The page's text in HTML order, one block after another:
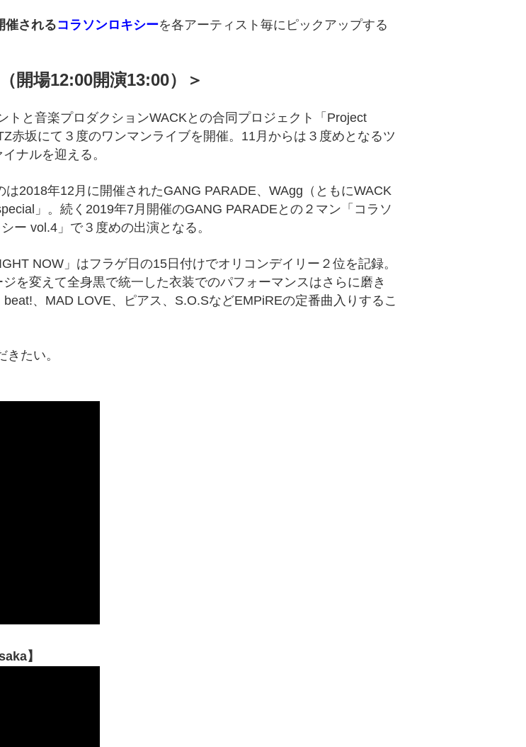
催されるコラソンロキシーを各アーティスト毎にピックアップする
開場12:00開演13:00）＞
と音楽プロダクションWACKとの合同プロジェクト「Project
赤坂にて３度のワンマンライブを開催。11月からは３度めとなるツ
ナルを迎える。
2018年12月に開催されたGANG PARADE、WAgg（ともにWACK
」。続く2019年7月開催のGANG PARADEとの２マン「コラソ
ー vol.4」で３度めの出演となる。
NOW」はフラゲ日の15日付けでオリコンデイリー２位を記録。
を変えて全身黒で統一した衣装でのパフォーマンスはさらに磨き
、MAD LOVE、ピアス、S.O.SなどEMPiREの定番曲入りするこ
たい。
】